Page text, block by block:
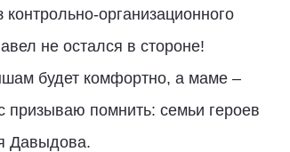
организационного
не остался в стороне!
будет комфортно, а маме –
призываю помнить: семьи героев
Давыдова.